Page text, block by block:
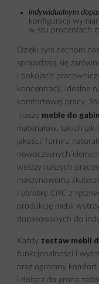
indywidualnym
konfiguracji
w stu procentach
Dzięki tym cechom
sprawdzają się
i pokojach
koncentracji, idealne
komfortowej pracy.
nasze meble do
materiałów, takich jak
jakości, forniru
nowoczesnych
wiedzy naszych
maszynowemu
i obróbkę CNC z
produkcję mebli
dopasowanych do
Każdy zestaw mebli
funkcjonalności i
oraz ogromny
i dołącz do grona